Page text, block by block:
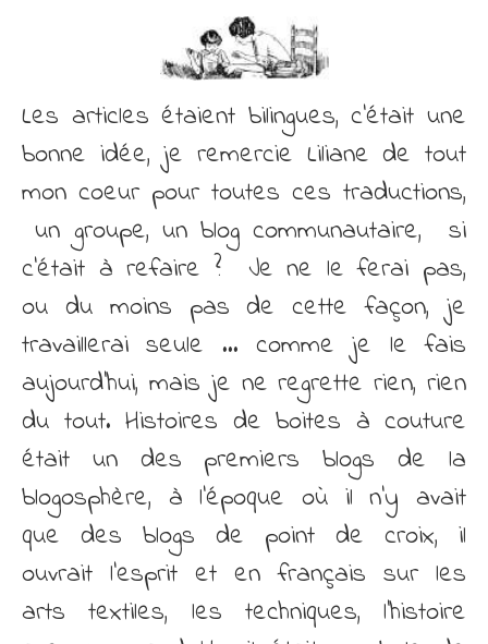
Les articles étaient bilingues, c’était une
bonne idée, je remercie Liliane de tout
mon coeur pour toutes ces traductions,
un groupe, un blog communautaire, si
c’était à refaire ? Je ne le ferai pas,
ou du moins pas de cette façon, je
travaillerai seule … comme je le fais
aujourd’hui, mais je ne regrette rien, rien
du tout. Histoires de boites à couture
était un des premiers blogs de la
blogosphère, à l’époque où il n’y avait
que des blogs de point de croix, il
ouvrait l’esprit et en français sur les
arts textiles, les techniques, l’histoire